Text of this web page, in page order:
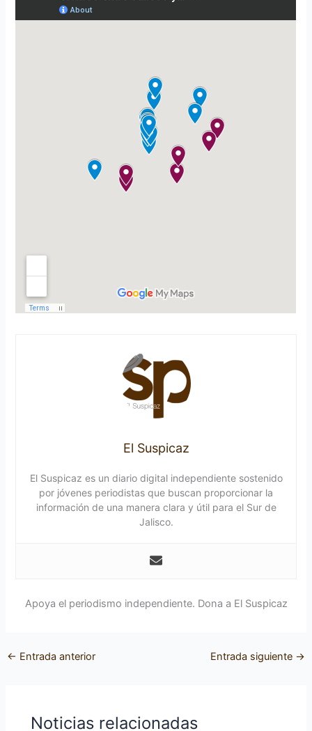
El Suspicaz
El Suspicaz es un diario digital independiente sostenido
por jóvenes periodistas que buscan proporcionar la
información de una manera clara y útil para el Sur de
Jalisco.
Apoya el periodismo independiente. Dona a El Suspicaz
← Entrada anterior Entrada siguiente →
Noticias relacionadas